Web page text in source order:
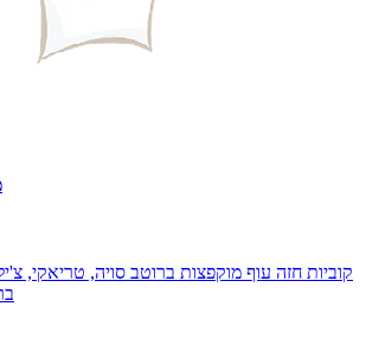
קוביות חזה עוף מוקפצות ברוטב סויה, טריאקי,